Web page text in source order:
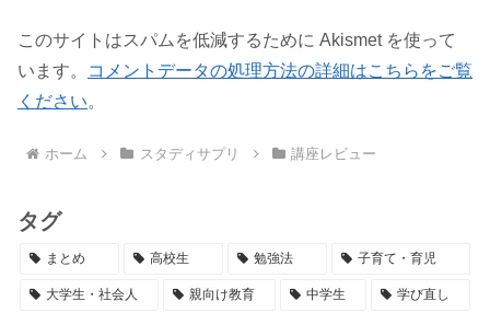
このサイトはスパムを低減するために Akismet を使って
います。
コメントデータの処理方法の詳細はこちらをご覧
ください。
ホーム スタディサプリ 講座レビュー
タグ
まとめ 高校生 勉強法 子育て・育児
大学生・社会人 親向け教育 中学生 学び直し